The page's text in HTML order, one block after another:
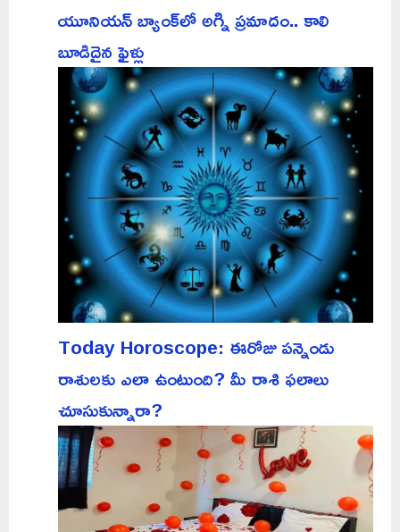
యూనియన్ బ్యాంక్‌లో అగ్ని ప్రమాదం.. కాలి
బూడిదైన ఫైళ్లు
Today Horoscope: ఈరోజు పన్నెండు
రాశులకు ఎలా ఉంటుంది? మీ రాశి ఫలాలు
చూసుకున్నారా?